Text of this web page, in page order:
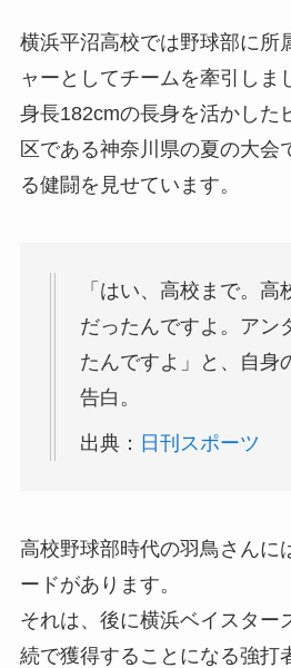
横浜平沼高校では野球部に所
ャーとしてチームを牽引しま
身長182cmの長身を活かした
区である神奈川県の夏の大会
る健闘を見せています。
「はい、高校まで。高
だったんですよ。アン
たんですよ」と、自身
告白。
出典： 日刊スポーツ
高校野球部時代の羽鳥さんに
ードがあります。
それは、後に横浜ベイスター
続で獲得することになる強打